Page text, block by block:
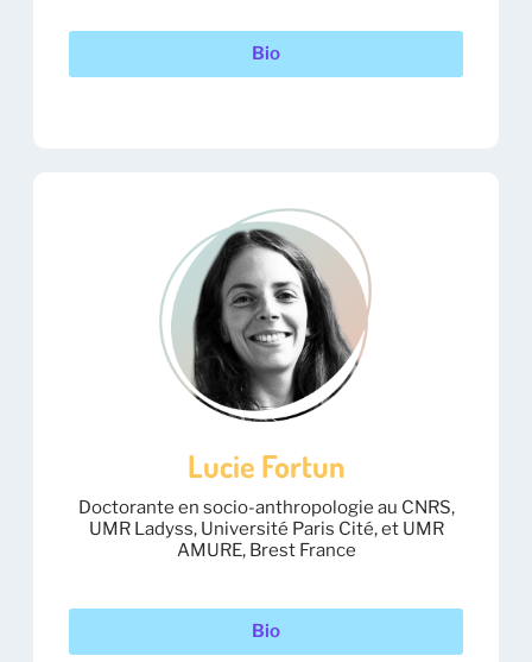
Bio
Lucie Fortun
Doctorante en socio-anthropologie au CNRS,
UMR Ladyss, Université Paris Cité, et UMR
AMURE, Brest France
Bio